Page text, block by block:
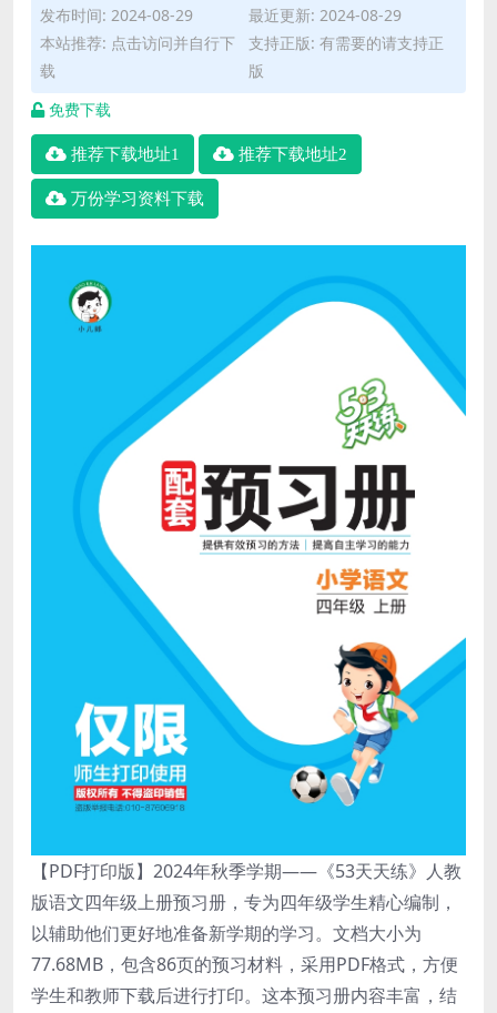
发布时间: 2024-08-29
最近更新: 2024-08-29
本站推荐: 点击访问并自行下
载
支持正版: 有需要的请支持正
版
免费下载
推荐下载地址1 推荐下载地址2
万份学习资料下载
【PDF打印版】2024年秋季学期——《53天天练》人教
版语文四年级上册预习册，专为四年级学生精心编制，
以辅助他们更好地准备新学期的学习。文档大小为
77.68MB，包含86页的预习材料，采用PDF格式，方便
学生和教师下载后进行打印。这本预习册内容丰富，结